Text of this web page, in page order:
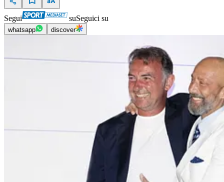
Segui suSeguici su
whatsapp discover